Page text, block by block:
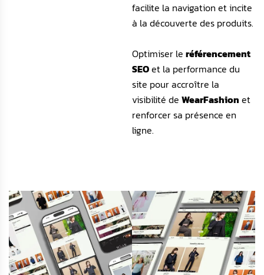
facilite la navigation et incite
à la découverte des produits.
Optimiser le référencement
SEOet la performance du
site pour accroître la
visibilité de WearFashion et
renforcer sa présence en
ligne.